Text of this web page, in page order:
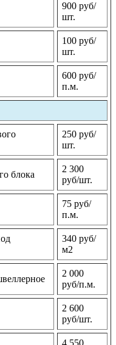
900 руб/
шт.
100 руб/
шт.
600 руб/
п.м.
250 руб/
шт.
блока
2 300
руб/шт.
75 руб/
п.м.
340 руб/
м2
2 000
руб/п.м.
2 600
руб/шт.